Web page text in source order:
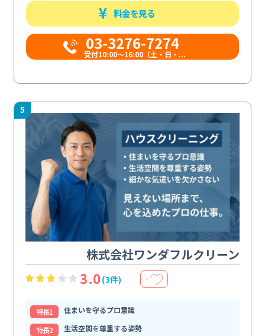
料金を見る
03-3276-7274
受付10:00〜16:00（土・日・...
5
株式会社ワンダフルクリーン
3.0(3件) ＋
特⻑1
住まいを守るプロ意識
特⻑2
生活空間を尊重する姿勢